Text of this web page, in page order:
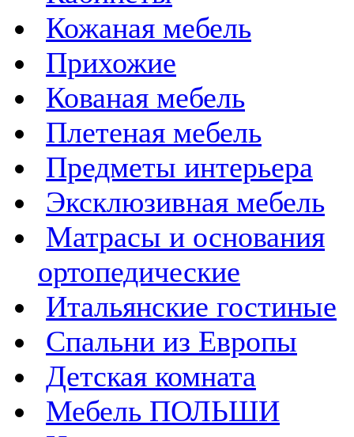
Кожаная мебель
Прихожие
Кованая мебель
Плетеная мебель
Предметы интерьера
Эксклюзивная мебель
Матрасы и основания
ортопедические
Итальянские гостиные
Спальни из Европы
Детская комната
Мебель ПОЛЬШИ